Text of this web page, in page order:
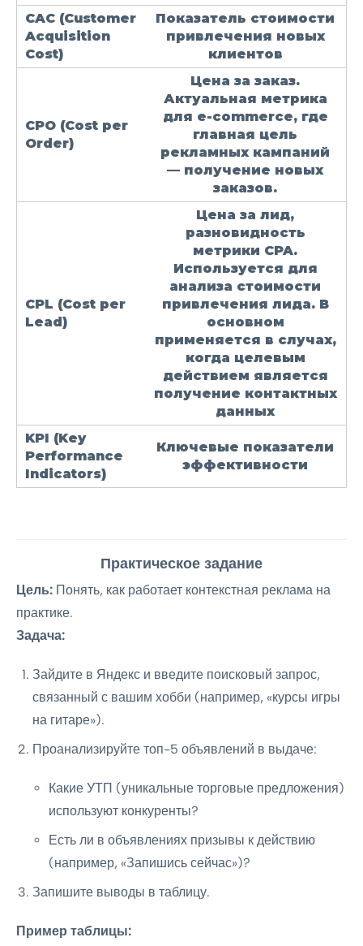
CAC (Customer
Acquisition
Cost)
Показатель стоимости
привлечения новых
клиентов
CPO (Cost per
Order)
Цена за заказ.
Актуальная метрика
для e-commerce, где
главная цель
рекламных кампаний
— получение новых
заказов.
CPL (Cost per
Lead)
Цена за лид,
разновидность
метрики CPA.
Используется для
анализа стоимости
привлечения лида. В
основном
применяется в случах,
когда целевым
действием является
получение контактных
данных
KPI (Key
Performance
Indicators)
Ключевые показатели
эффективности
Практическое задание
Цель: Понять, как работает контекстная реклама на
практике.
Задача:
Зайдите в Яндекс и введите поисковый запрос,
связанный с вашим хобби (например, «курсы игры
на гитаре»).
Проанализируйте топ-5 объявлений в выдаче:
Какие УТП (уникальные торговые предложения)
используют конкуренты?
Есть ли в объявлениях призывы к действию
(например, «Запишись сейчас»)?
Запишите выводы в таблицу.
Пример таблицы: